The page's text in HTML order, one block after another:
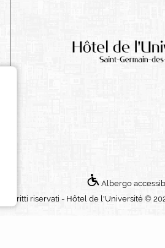
Albergo
i diritti riservati - Hôtel de l'Université ©